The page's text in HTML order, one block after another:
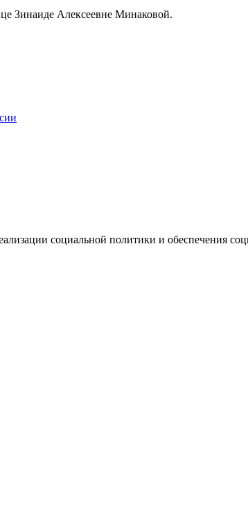
Зинаиде Алексеевне Минаковой.
социальной политики и обеспечения